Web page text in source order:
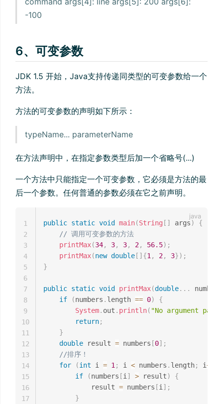
-100
6、可变参数
JDK 1.5 开始，Java支持传递同类型的可变参数给一个
方法。
方法的可变参数的声明如下所示：
typeName... parameterName
在方法声明中，在指定参数类型后加一个省略号(...)
一个方法中只能指定一个可变参数，它必须是方法的最
后一个参数。任何普通的参数必须在它之前声明。
public static void main(String [ ] args)
{
// 调用可变参数的方法
printMax(34, 3, 3, 2, 56.5) ;
printMax(new double [ ] {1 , 2, 3}) ;
}
public static void printMax(double. . . numbers
if
(numbers . length == 0)
{
System. out . println( "No argument
return;
}
double result = numbers [0] ;
//排序！
for
(int i = 1 ; i < numbers . length; i++
if
(numbers [i ] > result)
{
            result
= numbers [i ] ;
}
1
2
3
4
5
6
7
8
9
10
11
12
13
14
15
16
17